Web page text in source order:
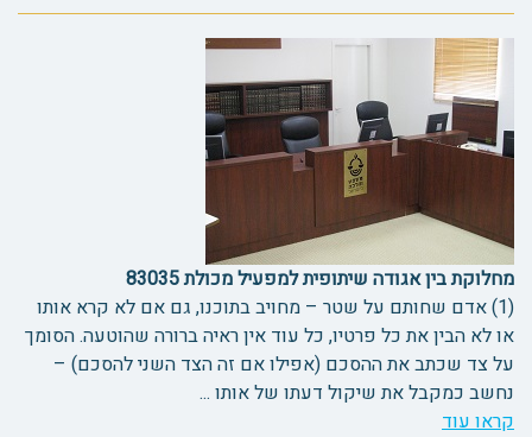
מחלוקת בין אגודה שיתופית למפעיל מכולת 83035
(1) אדם שחותם על שטר – מחויב בתוכנו, גם אם לא קרא אותו
או לא הבין את כל פרטיו, כל עוד אין ראיה ברורה שהוטעה. הסומך
על צד שכתב את ההסכם (אפילו אם זה הצד השני להסכם) –
נחשב כמקבל את שיקול דעתו של אותו ...
קראו עוד